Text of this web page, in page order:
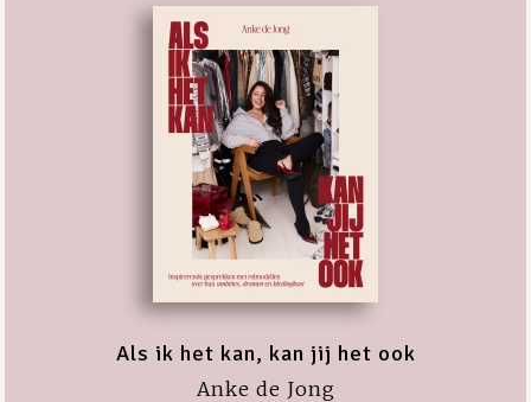
Als ik het kan, kan jij het ook
Anke de Jong